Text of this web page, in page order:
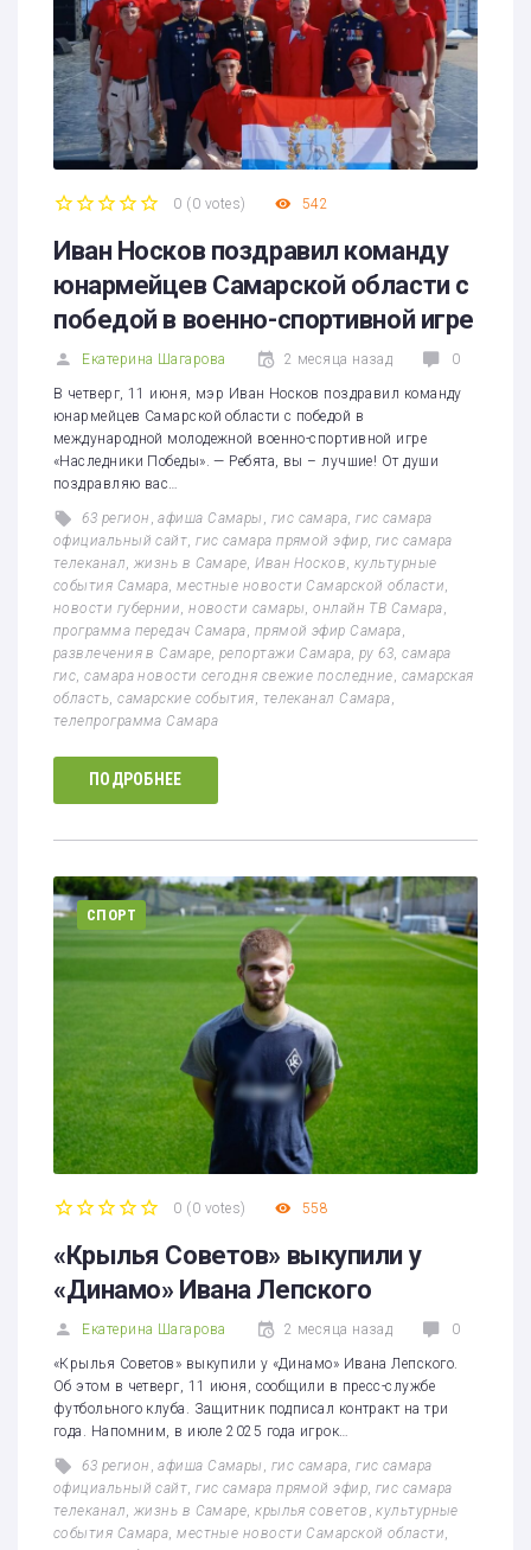
0 (0 votes) 542
Иван Носков поздравил команду
юнармейцев Самарской области с
победой в военно-спортивной игре
Екатерина Шагарова 2 месяца назад 0
В четверг, 11 июня, мэр Иван Носков поздравил команду
юнармейцев Самарской области с победой в
международной молодежной военно-спортивной игре
«Наследники Победы». — Ребята, вы – лучшие! От души
поздравляю вас…
63 регион ,афиша Самары , гис самара,гис самара
официальный сайт,гис самара прямой эфир, гис самара
телеканал, жизнь в Самаре,Иван Носков,культурные
события Самара,местные новости Самарской области,
новости губернии,новости самары,онлайн ТВ Самара,
программа передач Самара, прямой эфир Самара,
развлечения в Самаре, репортажи Самара,ру 63,самара
гис,самара новости сегодня свежие последние, самарская
область,самарские события, телеканал Самара,
телепрограмма Самара
ПОДРОБНЕЕ
СПОРТ
0 ( 0 votes) 558
«Крылья Советов» выкупили у
«Динамо» Ивана Лепского
Екатерина Шагарова 2 месяца назад 0
«Крылья Советов» выкупили у «Динамо» Ивана Лепского.
Об этом в четверг, 11 июня, сообщили в пресс-службе
футбольного клуба. Защитник подписал контракт на три
года. Напомним, в июле 2025 года игрок…
63 регион ,афиша Самары , гис самара,гис самара
официальный сайт,гис самара прямой эфир, гис самара
телеканал, жизнь в Самаре,крылья советов ,культурные
события Самара,местные новости Самарской области,